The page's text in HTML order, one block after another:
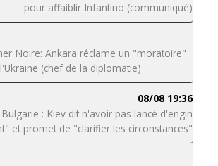
pour affaiblir Infantino (communiqué)
Noire: Ankara réclame un "moratoire"
(chef de la diplomatie)
08/08 19:36
: Kiev dit n'avoir pas lancé d'engin
et promet de "clarifier les circonstances"